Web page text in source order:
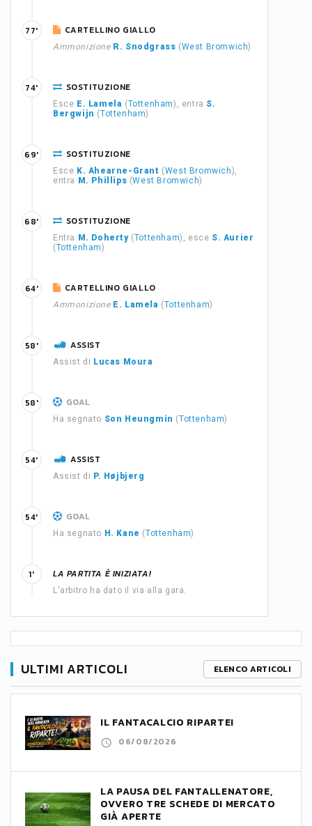
CARTELLINO GIALLO
Ammonizione R. Snodgrass (West Bromwich)
77'
SOSTITUZIONE
Esce E. Lamela (Tottenham), entra S.
Bergwijn (Tottenham)
74'
SOSTITUZIONE
Esce K. Ahearne-Grant (West Bromwich),
entra
M. Phillips (West Bromwich)
69'
SOSTITUZIONE
Entra M. Doherty(Tottenham), esce S. Aurier
(Tottenham)
68'
CARTELLINO GIALLO
Ammonizione E. Lamela (Tottenham)
64'
ASSIST
Assist di Lucas Moura
58'
GOAL
Ha segnato Son Heungmin (Tottenham)
58'
ASSIST
Assist di P. Højbjerg
54'
GOAL
Ha segnato H. Kane (Tottenham)
54'
LA PARTITA È INIZIATA!
L'arbitro ha dato il via alla gara.
1'
ULTIMI ARTICOLI ELENCO ARTICOLI
IL FANTACALCIO RIPARTE!
06/08/2026
LA PAUSA DEL FANTALLENATORE,
OVVERO TRE SCHEDE DI MERCATO
GIÀ APERTE